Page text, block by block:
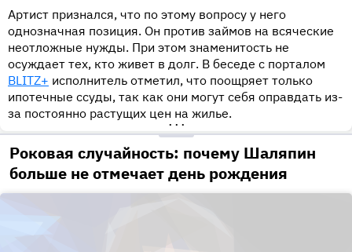
Артист признался, что по этому вопросу у него
однозначная позиция. Он против займов на всяческие
неотложные нужды. При этом знаменитость не
осуждает тех, кто живет в долг. В беседе с порталом
BLITZ+ исполнитель отметил, что поощряет только
ипотечные ссуды, так как они могут себя оправдать из-
за постоянно растущих цен на жилье.
•••
Роковая случайность: почему Шаляпин
больше не отмечает день рождения